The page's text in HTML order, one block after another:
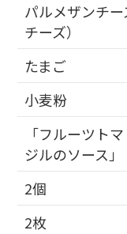
パルメザンチ
チーズ）
たまご
小麦粉
「フルーツト
ジルのソース」
2個
2枚